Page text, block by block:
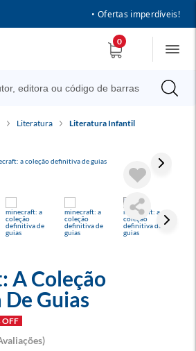
• Ofertas imperdíveis!
0
Literatura Literatura Infantil
A Coleção
Guias
OFF